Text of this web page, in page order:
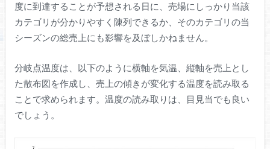
度に到達することが予想される日に、売場にしっかり当該
カテゴリが分かりやすく陳列できるか、そのカテゴリの当
シーズンの総売上にも影響を及ぼしかねません。
分岐点温度は、以下のように横軸を気温、縦軸を売上とし
た散布図を作成し、売上の傾きが変化する温度を読み取る
ことで求められます。温度の読み取りは、目見当でも良い
でしょう。